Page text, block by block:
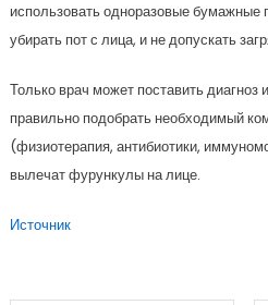
использовать одноразовые бумажные
убирать пот с лица, и не допускать
Только врач может поставить диагноз
правильно подобрать необходимый
(физиотерапия, антибиотики,
вылечат фурункулы на лице.
Источник